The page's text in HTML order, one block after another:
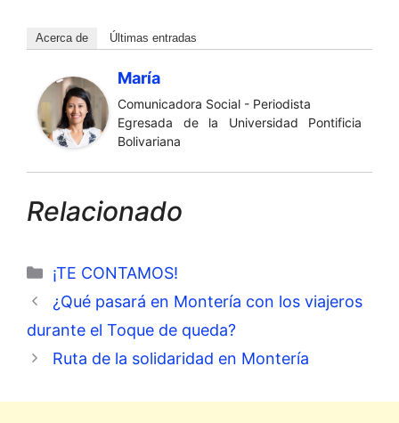
Acerca de Últimas entradas
María
Comunicadora Social - Periodista
Egresada de la Universidad Pontificia
Bolivariana
Relacionado
Categorías
¡TE CONTAMOS!
¿Qué pasará en Montería con los viajeros
durante el Toque de queda?
Ruta de la solidaridad en Montería